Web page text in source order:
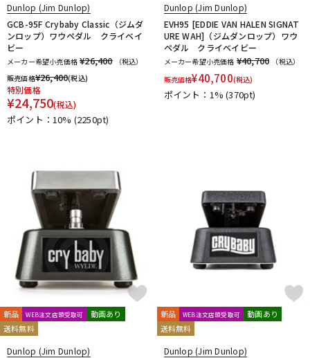
Dunlop (Jim Dunlop)
GCB-95F Crybaby Classic（ジムダ
ンロップ）ワウペダル クライベイ
ビー
メーカー希望小売価格 ¥26,400
（税込）
販売価格¥26,400(税込)
特別価格
¥24,750(税込)
ポイント：10% (2250pt)
Dunlop (Jim Dunlop)
EVH95 [EDDIE VAN HALEN SIGNAT
URE WAH]（ジムダンロップ）ワウ
ペダル クライベイビー
メーカー希望小売価格 ¥40,700
（税込）
販売価格¥40,700(税込)
ポイント：1%(370pt)
新品 WEB注文店頭受取可
動画あり
送料無料
Dunlop (Jim Dunlop)
新品 WEB注文店頭受取可
動画あり
送料無料
Dunlop (Jim Dunlop)